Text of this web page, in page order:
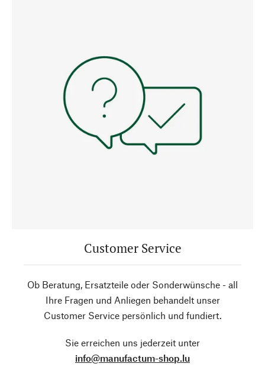
Customer Service
Ob Beratung, Ersatzteile oder Sonderwünsche - all
Ihre Fragen und Anliegen behandelt unser
Customer Service persönlich und fundiert.
Sie erreichen uns jederzeit unter
info@manufactum-shop.lu